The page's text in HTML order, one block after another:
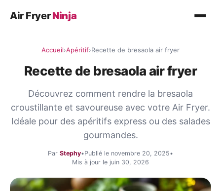
Air FryerNinja
Plat principal
Légumes
Poisson
Desserts
Accueil›Apéritif›Recette de bresaola air fryer
Recette de bresaola air fryer
Découvrez comment rendre la bresaola
croustillante et savoureuse avec votre Air Fryer.
Idéale pour des apéritifs express ou des salades
gourmandes.
Par Stephy•Publié le novembre 20, 2025•
Mis à jour le juin 30, 2026